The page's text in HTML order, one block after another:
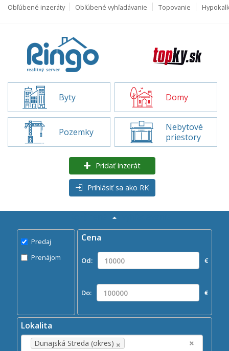
Obľúbené inzeráty Obľúbené vyhľadávanie Topovanie
Byty Domy
Pozemky
Nebytové
priestory
Pridať inzerát
Prihlásiť sa ako RK
×
Hľadaj
Predaj
Prenájom
Cena
Od: €
Do: €
Lokalita
×
×
Dunajská Streda (okres)